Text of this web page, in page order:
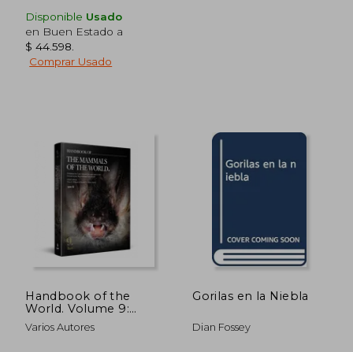
dcto. $
Disponible Usado
en Buen Estado a
$ 44.598
Comprar Usado
Handbook of the
World. Volume 9:
Bats (en Inglés)
Varios Autores
Gorilas en la Niebla
Dian Fossey